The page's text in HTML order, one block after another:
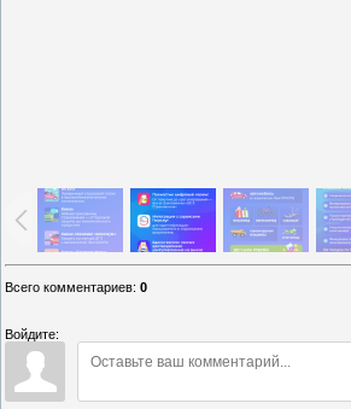
Всего комментариев: 0
Войдите: